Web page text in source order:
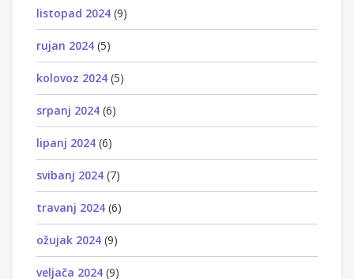
listopad 2024 (9)
rujan 2024 (5)
kolovoz 2024 (5)
srpanj 2024 (6)
lipanj 2024 (6)
svibanj 2024 (7)
travanj 2024 (6)
ožujak 2024 (9)
veljača 2024 (9)